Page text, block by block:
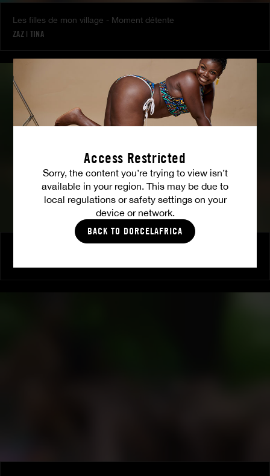
Access Restricted
Sorry, the content you’re trying to view isn’t
available in your region. This may be due to
local regulations or safety settings on your
device or network.
BACK TO DORCELAFRICA
Les filles de mon village - Moment détente
ZAZ| TINA